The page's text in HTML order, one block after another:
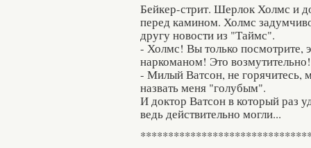
Бейкер-стрит. Шерлок Холмс и
перед камином. Холмс
другу новости из "Таймс".
- Холмс! Вы только посмотрите,
наркоманом! Это возмутительно!
- Милый Ватсон, не горячитесь,
назвать меня "голубым".
И доктор Ватсон в который раз
ведь действительно могли...